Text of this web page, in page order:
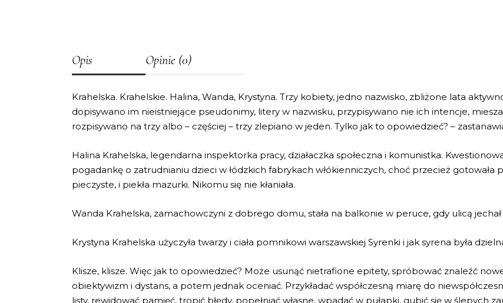
Opis Opinie (0)
Krahelska. Krahelskie. Halina, Wanda, Krystyna. Trzy kobiety, jedno nazwisko, zbliżone lata
dopisywano im nieistniejące pseudonimy, litery w nazwisku, przypisywano nie ich intencje,
rozpisywano na trzy albo – częściej – trzy zlepiano w jeden. Tylko jak to opowiedzieć? –
Halina Krahelska, legendarna inspektorka pracy, działaczka społeczna i komunistka.
pogadankę o zatrudnianiu dzieci w łódzkich fabrykach włókienniczych, choć przecież gotowała
pieczyste, i piekła mazurki. Nikomu się nie kłaniała.
Wanda Krahelska, zamachowczyni z dobrego domu, stała na balkonie w peruce, gdy ulicą
Krystyna Krahelska użyczyła twarzy i ciała pomnikowi warszawskiej Syrenki i jak syrena była
Klisze, klisze. Więc jak to opowiedzieć? Może usunąć nietrafione epitety, spróbować znaleźć
obiektywizm i dystans, a potem jednak oceniać. Przykładać współczesną miarę do
listy, rewidować pamięć, tropić błędy, popełniać własne, wpadać w pułapki, gubić się w ślepych